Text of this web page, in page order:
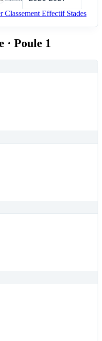
Classement Effectif Stades
· Poule 1